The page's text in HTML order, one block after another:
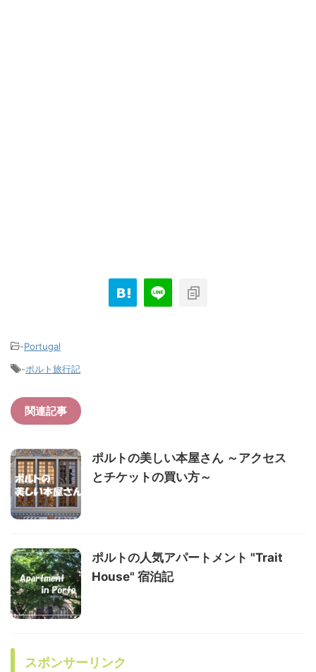
-Portugal
-ポルト旅行記
関連記事
ポルトの美しい本屋さん ～アクセス
とチケットの買い方～
ポルトの人気アパートメント "Trait
House" 宿泊記
スポンサーリンク